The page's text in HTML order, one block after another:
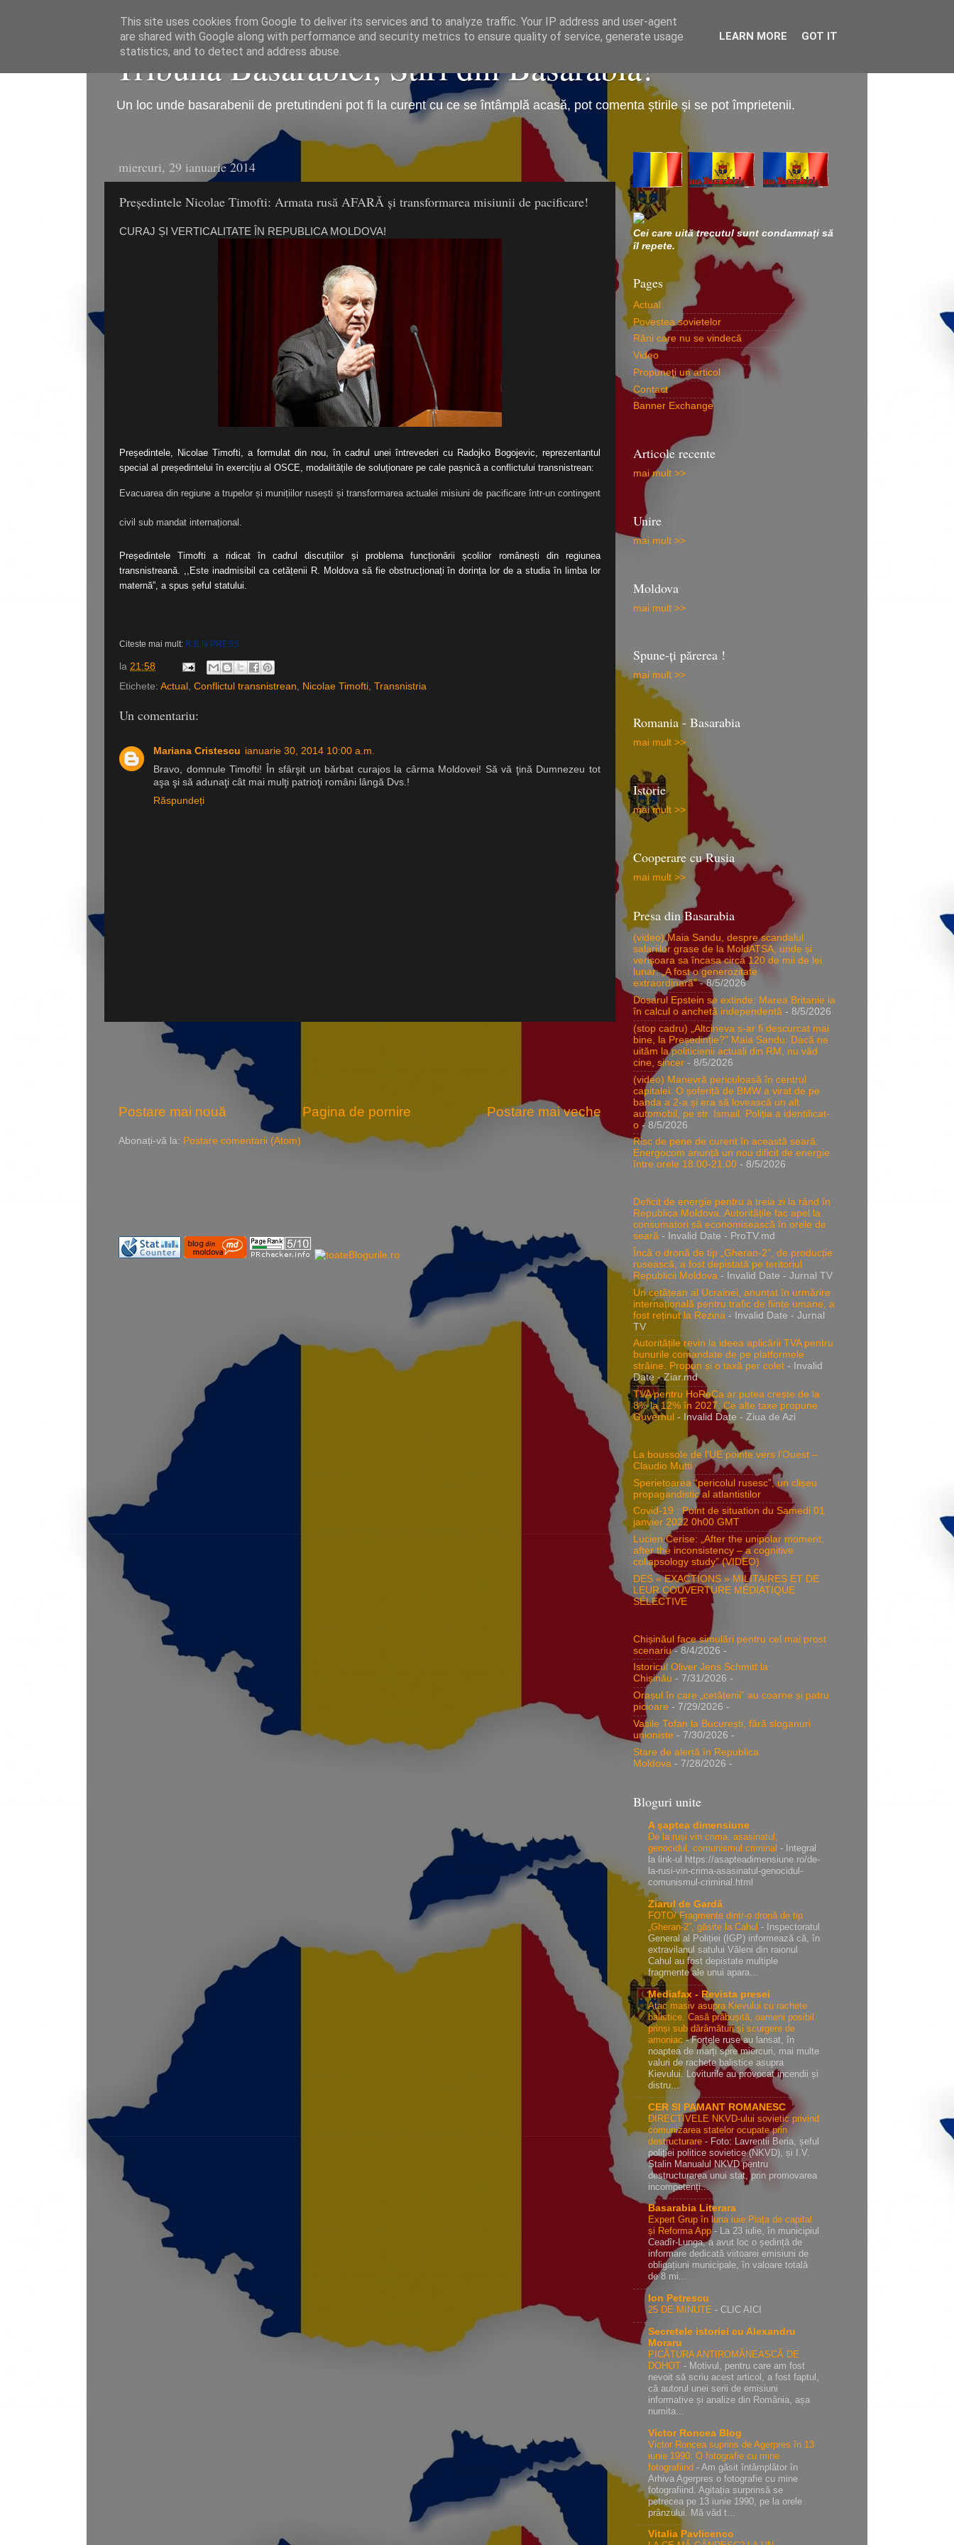
Tribuna Basarabiei, Stiri din Basarabia!
Un loc unde basarabenii de pretutindeni pot fi la curent cu ce se întâmplă acasă, pot comenta știrile și se pot împrietenii.
miercuri, 29 ianuarie 2014
Președintele Nicolae Timofti: Armata rusă AFARĂ și transformarea misiunii de pacificare!
CURAJ ȘI VERTICALITATE ÎN REPUBLICA MOLDOVA!
Președintele, Nicolae Timofti, a formulat din nou, în cadrul unei întrevederi cu Radojko Bogojevic, reprezentantul
special al președintelui în exercițiu al OSCE, modalitățile de soluționare pe cale pașnică a conflictului transnistrean:
Evacuarea din regiune a trupelor și munițiilor rusești și transformarea actualei misiuni de pacificare într-un contingent
civil sub mandat internațional.
Președintele Timofti a ridicat în cadrul discuțiilor și problema funcționării școlilor românești din regiunea
transnistreană. ,,Este inadmisibil ca cetățenii R. Moldova să fie obstrucționați în dorința lor de a studia în limba lor
maternă”, a spus șeful statului.
Citeste mai mult: R.B.N.PRESS
la 21:58
Etichete: Actual , Conflictul transnistrean, Nicolae Timofti, Transnistria
Un comentariu:
Mariana Cristescu ianuarie 30, 2014 10:00 a.m.
Bravo, domnule Timofti! În sfârşit un bărbat curajos la cârma Moldovei! Să vă ţină Dumnezeu tot
aşa şi să adunaţi cât mai mulţi patrioţi români lângă Dvs.!
Răspundeți
Postare mai nouă Postare mai veche
Pagina de pornire
Abonați-vă la: Postare comentarii (Atom)
Cei care uită trecutul sunt condamnați să
îl repete.
Pages
Actual
Povestea sovietelor
Răni care nu se vindecă
Video
Propuneţi un articol
Contact
Banner Exchange
Articole recente
mai mult >>
Unire
mai mult >>
Moldova
mai mult >>
Spune-ţi părerea !
mai mult >>
Romania - Basarabia
mai mult >>
Istorie
mai mult >>
Cooperare cu Rusia
mai mult >>
Presa din Basarabia
(video) Maia Sandu, despre scandalul
salariilor grase de la MoldATSA, unde și
verișoara sa încasa circa 120 de mii de lei
lunar: „A fost o generozitate
extraordinară”- 8/5/2026
Dosarul Epstein se extinde: Marea Britanie ia
în calcul o anchetă independentă - 8/5/2026
(stop cadru) „Altcineva s-ar fi descurcat mai
bine, la Președinție?” Maia Sandu: Dacă ne
uităm la politicienii actuali din RM, nu văd
cine, sincer - 8/5/2026
(video) Manevră periculoasă în centrul
capitalei: O șoferiță de BMW a virat de pe
banda a 2-a și era să lovească un alt
automobil, pe str. Ismail. Poliția a identificat-
o - 8/5/2026
Risc de pene de curent în această seară:
Energocom anunță un nou dificit de energie
între orele 18.00-21.00 - 8/5/2026
Deficit de energie pentru a treia zi la rând în
Republica Moldova. Autoritățile fac apel la
consumatori să economisească în orele de
seară - Invalid Date - ProTV.md
Încă o dronă de tip „Gheran-2”, de producție
rusească, a fost depistată pe teritoriul
Republicii Moldova - Invalid Date - Jurnal TV
Un cetățean al Ucrainei, anunțat în urmărire
internațională pentru trafic de ființe umane, a
fost reținut la Rezina - Invalid Date - Jurnal
TV
Autoritățile revin la ideea aplicării TVA pentru
bunurile comandate de pe platformele
străine. Propun și o taxă per colet - Invalid
Date - Ziar.md
TVA pentru HoReCa ar putea crește de la
8% la 12% în 2027. Ce alte taxe propune
Guvernul - Invalid Date - Ziua de Azi
La boussole de l’UE pointe vers l’Ouest –
Claudio Mutti
Sperietoarea “pericolul rusesc”, un clișeu
propagandistic al atlantistilor
Covid-19 : Point de situation du Samedi 01
janvier 2022 0h00 GMT
Lucien Cerise: „After the unipolar moment,
after the inconsistency – a cognitive
collapsology study” (VIDEO)
DES « EXACTIONS » MILITAIRES ET DE
LEUR COUVERTURE MÉDIATIQUE
SÉLECTIVE
Chișinăul face simulări pentru cel mai prost
scenariu- 8/4/2026 -
Istoricul Oliver Jens Schmitt la
Chișinău - 7/31/2026 -
Orașul în care „cetățenii” au coarne și patru
picioare - 7/29/2026 -
Vasile Tofan la București, fără sloganuri
unioniste - 7/30/2026 -
Stare de alertă în Republica
Moldova - 7/28/2026 -
Bloguri unite
A şaptea dimensiune
De la ruși vin crima, asasinatul,
genocidul, comunismul criminal - Integral
la link-ul https://asapteadimensiune.ro/de-
la-rusi-vin-crima-asasinatul-genocidul-
comunismul-criminal.html
Ziarul de Gardă
FOTO/ Fragmente dintr-o dronă de tip
„Gheran-2”, găsite la Cahul - Inspectoratul
General al Poliției (IGP) informează că, în
extravilanul satului Văleni din raionul
Cahul au fost depistate multiple
fragmente ale unui apara...
Mediafax - Revista presei
Atac masiv asupra Kievului cu rachete
balistice. Casă prăbușită, oameni posibil
prinși sub dărâmături și scurgere de
amoniac-Forțele ruse au lansat, în
noaptea de marți spre miercuri, mai multe
valuri de rachete balistice asupra
Kievului. Loviturile au provocat incendii și
distru...
CER SI PAMANT ROMANESC
DIRECTIVELE NKVD-ului sovietic privind
comunizarea statelor ocupate prin
destructurare - Foto: Lavrentii Beria, șeful
poliției politice sovietice (NKVD), și I.V.
Stalin Manualul NKVD pentru
destructurarea unui stat, prin promovarea
incompetenți...
Basarabia Literara
Expert Grup în luna iuie:Piața de capital
și Reforma App- La 23 iulie, în municipiul
Ceadîr-Lunga, a avut loc o ședință de
informare dedicată viitoarei emisiuni de
obligațiuni municipale, în valoare totală
de 8 mi...
Ion Petrescu
25 DE MINUTE - CLIC AICI
Secretele istoriei cu Alexandru
Moraru
PICĂTURA ANTIROMÂNEASCĂ DE
DOHOT - Motivul, pentru care am fost
nevoit să scriu acest articol, a fost faptul,
că autorul unei serii de emisiuni
informative și analize din România, așa
numita...
Victor Roncea Blog
Victor Roncea suprins de Agerpres în 13
iunie 1990: O fotografie cu mine
fotografiind - Am găsit întâmplător în
Arhiva Agerpres o fotografie cu mine
fotografiind. Agitația surprinsă se
petrecea pe 13 iunie 1990, pe la orele
prânzului. Mă văd t...
Vitalia Pavlicenco
This site uses cookies from Google to deliver its services and to analyze traffic. Your IP address and user-agent
are shared with Google along with performance and security metrics to ensure quality of service, generate usage
statistics, and to detect and address abuse.
LEARN MORE GOT IT